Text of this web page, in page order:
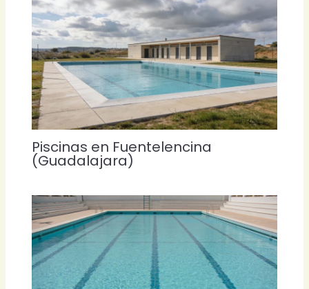
Piscinas en Fuentelencina
(Guadalajara)